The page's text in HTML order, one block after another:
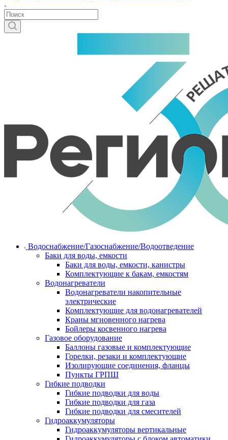
Водоснабжение/Газоснабжение/Водоотведение
Баки для воды, емкости
Баки для воды, емкости, канистры
Комплектующие к бакам, емкостям
Водонагреватели
Водонагреватели накопительные
электрические
Комплектующие для водонагревателей
Краны мгновенного нагрева
Бойлеры косвенного нагрева
Газовое оборудование
Баллоны газовые и комплектующие
Горелки, резаки и комплектующие
Изолирующие соединения, фланцы
Пункты ГРПШ
Гибкие подводки
Гибкие подводки для воды
Гибкие подводки для газа
Гибкие подводки для смесителей
Гидроаккумуляторы
Гидроаккумуляторы вертикальные